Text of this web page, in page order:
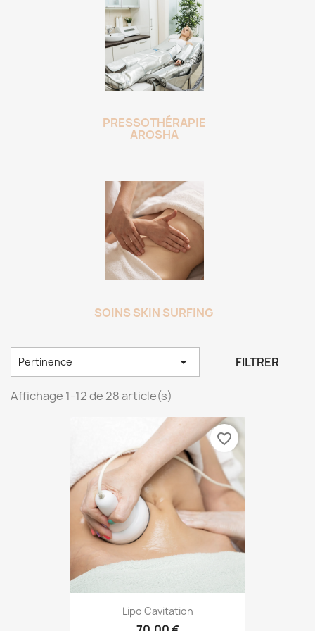
PRESSOTHÉRAPIE
AROSHA
SOINS SKIN SURFING
Pertinence  FILTRER
Affichage 1-12 de 28 article(s)
Lipo Cavitation
favorite_border